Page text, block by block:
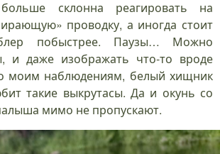
склонна реагировать на
проводку, а иногда стоит
побыстрее. Паузы… Можно
и даже изображать что-то вроде
моим наблюдениям, белый хищник
такие выкрутасы. Да и окунь со
мимо не пропускают.